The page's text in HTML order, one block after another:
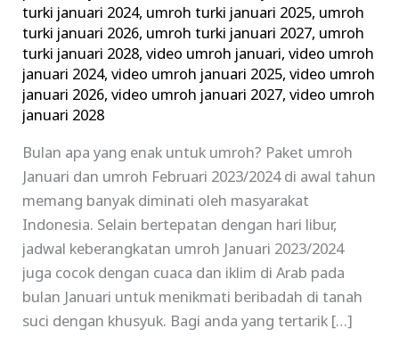
turki januari 2024, umroh turki januari 2025, umroh
turki januari 2026, umroh turki januari 2027, umroh
turki januari 2028,video umroh januari,video umroh
januari 2024,video umroh januari 2025,video umroh
januari 2026,video umroh januari 2027,video umroh
januari 2028
Bulan apa yang enak untuk umroh? Paket umroh
Januari dan umroh Februari 2023/2024 di awal tahun
memang banyak diminati oleh masyarakat
Indonesia. Selain bertepatan dengan hari libur,
jadwal keberangkatan umroh Januari 2023/2024
juga cocok dengan cuaca dan iklim di Arab pada
bulan Januari untuk menikmati beribadah di tanah
suci dengan khusyuk. Bagi anda yang tertarik […]